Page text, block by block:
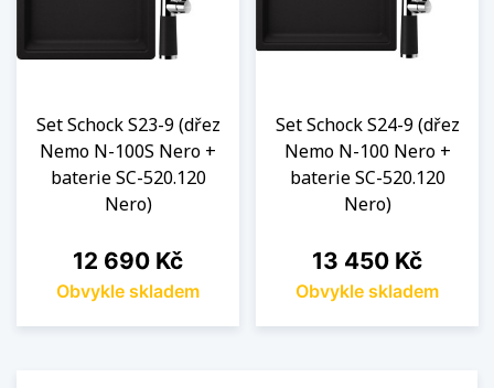
Set Schock S23-9 (dřez
Nemo N-100S Nero +
baterie SC-520.120
Nero)
Cena
12 690 Kč
Obvykle skladem
Set Schock S24-9 (dřez
Nemo N-100 Nero +
baterie SC-520.120
Nero)
Cena
13 450 Kč
Obvykle skladem